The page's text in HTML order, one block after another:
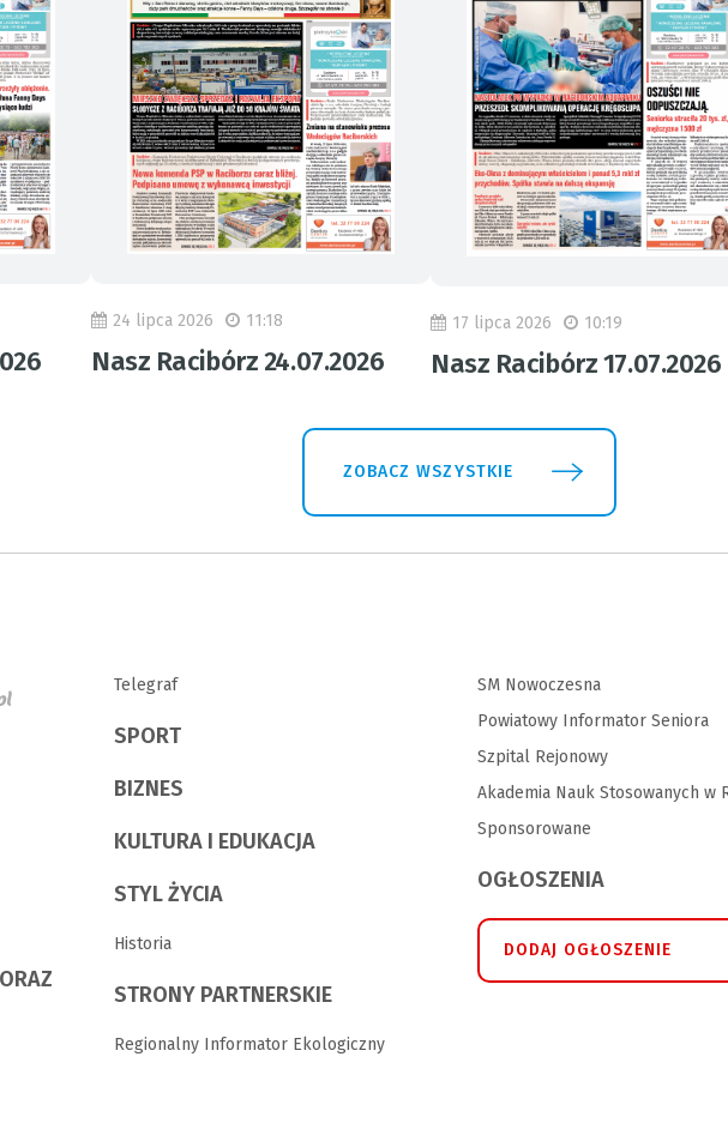
24 lipca 2026 11:18
Nasz Racibórz 24.07.2026
17 lipca 2026 10:19
Nasz Racibórz 17.07.2026
ZOBACZ WSZYSTKIE
Telegraf
SPORT
BIZNES
KULTURA I EDUKACJA
STYL ŻYCIA
Historia
STRONY PARTNERSKIE
Regionalny Informator Ekologiczny
SM Nowoczesna
Powiatowy Informator Seniora
Szpital Rejonowy
Akademia Nauk Stosowanych w
Sponsorowane
OGŁOSZENIA
DODAJ OGŁOSZENIE